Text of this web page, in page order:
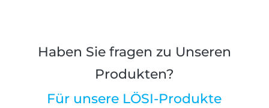
Haben Sie fragen zu Unseren
Produkten?
Für unsere LÖSI-Produkte